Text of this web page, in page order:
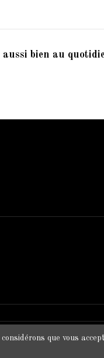
bien au
que vous